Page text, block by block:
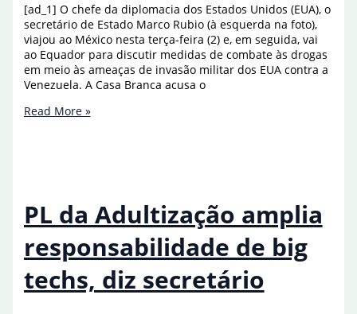
[ad_1] O chefe da diplomacia dos Estados Unidos (EUA), o
secretário de Estado Marco Rubio (à esquerda na foto),
viajou ao México nesta terça-feira (2) e, em seguida, vai
ao Equador para discutir medidas de combate às drogas
em meio às ameaças de invasão militar dos EUA contra a
Venezuela. A Casa Branca acusa o
Secretário
Equador
enquanto
ameaça
Venezuela
Read More »
PL da Adultização amplia
responsabilidade de big
techs, diz secretário